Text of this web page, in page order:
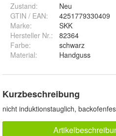
Zustand:
Neu
GTIN / EAN:
4251779330409
Marke:
SKK
Hersteller Nr.:
82364
Farbe:
schwarz
Material: Handguss
Kurzbeschreibung
nicht induktionstauglich,